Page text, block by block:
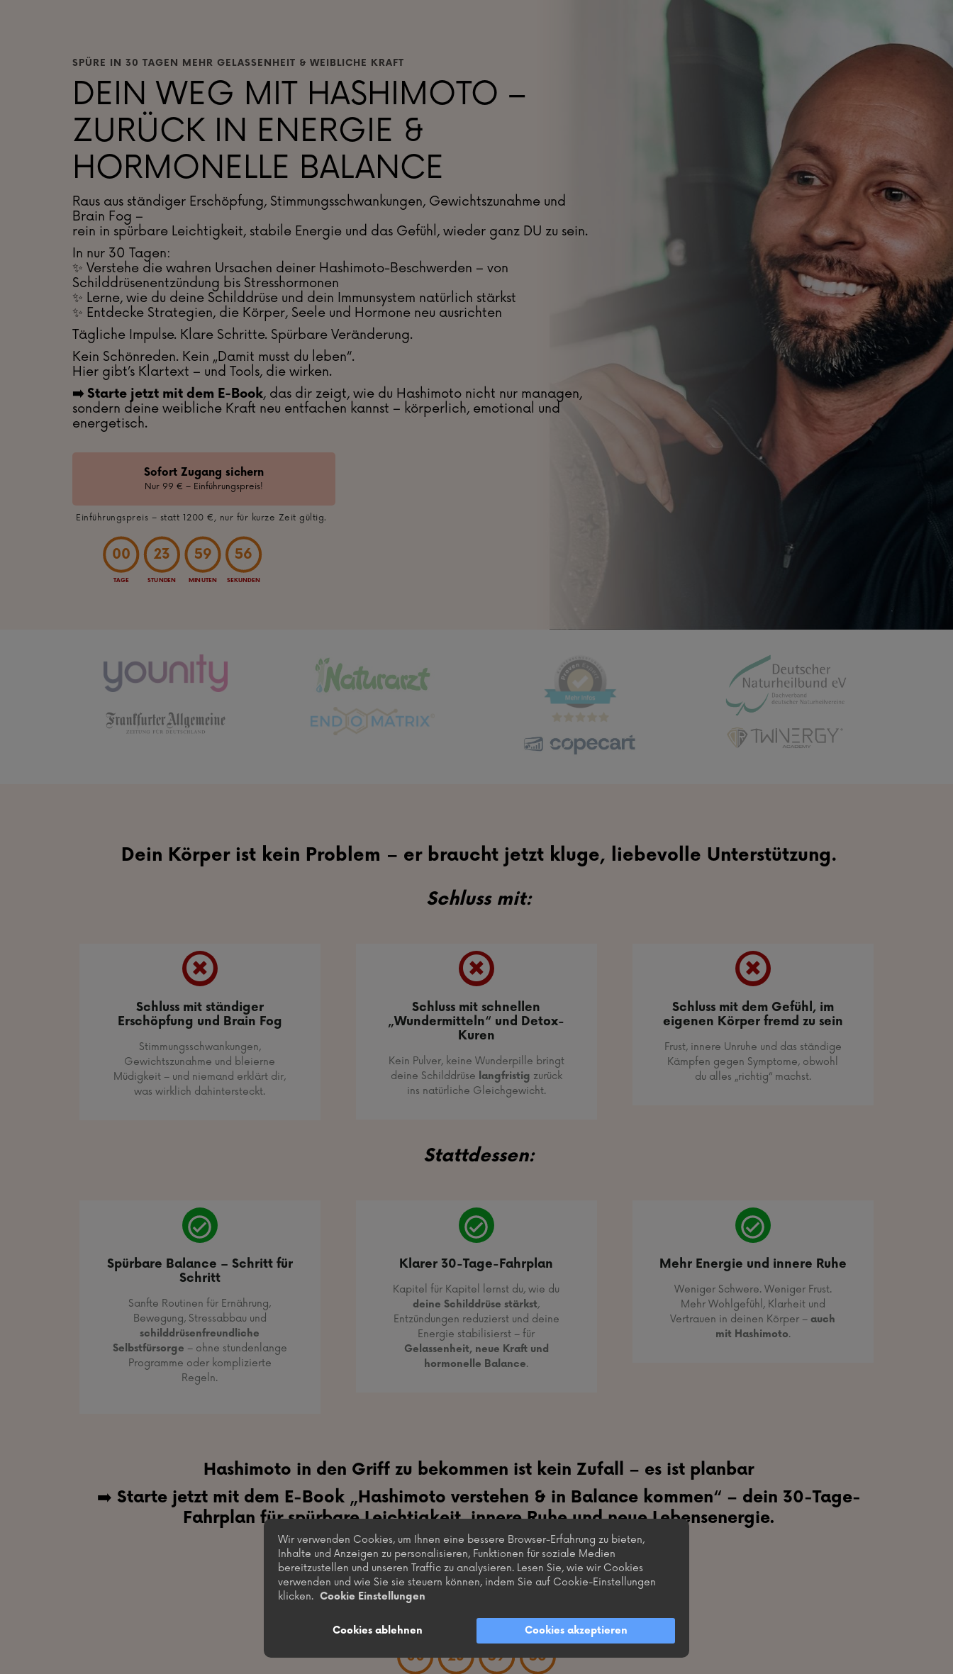
SPÜRE IN 30 TAGEN MEHR GELASSENHEIT & WEIBLICHE KRAFT
DEIN WEG MIT HASHIMOTO –
ZURÜCK IN ENERGIE &
HORMONELLE BALANCE
Raus aus ständiger Erschöpfung, Stimmungsschwankungen, Gewichtszunahme und
Brain Fog –
rein in spürbare Leichtigkeit, stabile Energie und das Gefühl, wieder ganz DU zu sein.
In nur 30 Tagen:
✨ Verstehe die wahren Ursachen deiner Hashimoto-Beschwerden – von
Schilddrüsenentzündung bis Stresshormonen
✨ Lerne, wie du deine Schilddrüse und dein Immunsystem natürlich stärkst
✨ Entdecke Strategien, die Körper, Seele und Hormone neu ausrichten
Tägliche Impulse. Klare Schritte. Spürbare Veränderung.
Kein Schönreden. Kein „Damit musst du leben“.
Hier gibt’s Klartext – und Tools, die wirken.
➡️ Starte jetzt mit dem E-Book, das dir zeigt, wie du Hashimoto nicht nur managen,
sondern deine weibliche Kraft neu entfachen kannst – körperlich, emotional und
energetisch.
Sofort Zugang sichern
Nur 99 € – Einführungspreis!
Einführungspreis – statt 1200 €, nur für kurze Zeit gültig.
00
TAGE
23
STUNDEN
59
MINUTEN
54
SEKUNDEN
Dein Körper ist kein Problem – er braucht jetzt kluge, liebevolle Unterstützung.
Schluss mit:
Schluss mit ständiger
Erschöpfung und Brain Fog
Stimmungsschwankungen,
Gewichtszunahme und bleierne
Müdigkeit – und niemand erklärt dir,
was wirklich dahintersteckt.
Schluss mit schnellen
„Wundermitteln“ und Detox-
Kuren
Kein Pulver, keine Wunderpille bringt
deine Schilddrüse langfristig zurück
ins natürliche Gleichgewicht.
Schluss mit dem Gefühl, im
eigenen Körper fremd zu sein
Frust, innere Unruhe und das ständige
Kämpfen gegen Symptome, obwohl
du alles „richtig“ machst.
Stattdessen:
Spürbare Balance – Schritt für
Schritt
Sanfte Routinen für Ernährung,
Bewegung, Stressabbau und
schilddrüsenfreundliche
Selbstfürsorge – ohne stundenlange
Programme oder komplizierte
Regeln.
Klarer 30-Tage-Fahrplan
Kapitel für Kapitel lernst du, wie du
deine Schilddrüse stärkst,
Entzündungen reduzierst und deine
Energie stabilisierst – für
Gelassenheit, neue Kraft und
hormonelle Balance.
Mehr Energie und innere Ruhe
Weniger Schwere. Weniger Frust.
Mehr Wohlgefühl, Klarheit und
Vertrauen in deinen Körper –auch
mit Hashimoto.
Hashimoto in den Griff zu bekommen ist kein Zufall – es ist planbar
➡️ Starte jetzt mit dem E-Book „Hashimoto verstehen & in Balance kommen“ – dein 30-Tage-
Fahrplan für spürbare Leichtigkeit, innere Ruhe und neue Lebensenergie.
Sofort Zugang sichern
Nur 99 € – Einführungspreis!
Einführungspreis – statt 1200 €, nur für kurze Zeit gültig.
00 23 59 54
Wir verwenden Cookies, um Ihnen eine bessere Browser-Erfahrung zu bieten,
Inhalte und Anzeigen zu personalisieren, Funktionen für soziale Medien
bereitzustellen und unseren Traffic zu analysieren. Lesen Sie, wie wir Cookies
verwenden und wie Sie sie steuern können, indem Sie auf Cookie-Einstellungen
klicken. Cookie Einstellungen
Cookies ablehnen Cookies akzeptieren